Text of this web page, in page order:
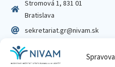
Stromová 1, 831 01
Bratislava
sekretariat.gr@nivam.sk
IČO: 00164348
DIČ: 2020798714